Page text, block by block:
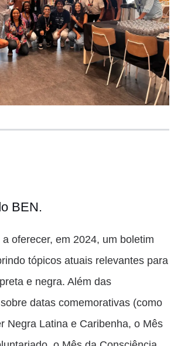
BEN.
oferecer, em 2024, um boletim
tópicos atuais relevantes para
e negra. Além das
datas comemorativas (como
Negra Latina e Caribenha, o Mês